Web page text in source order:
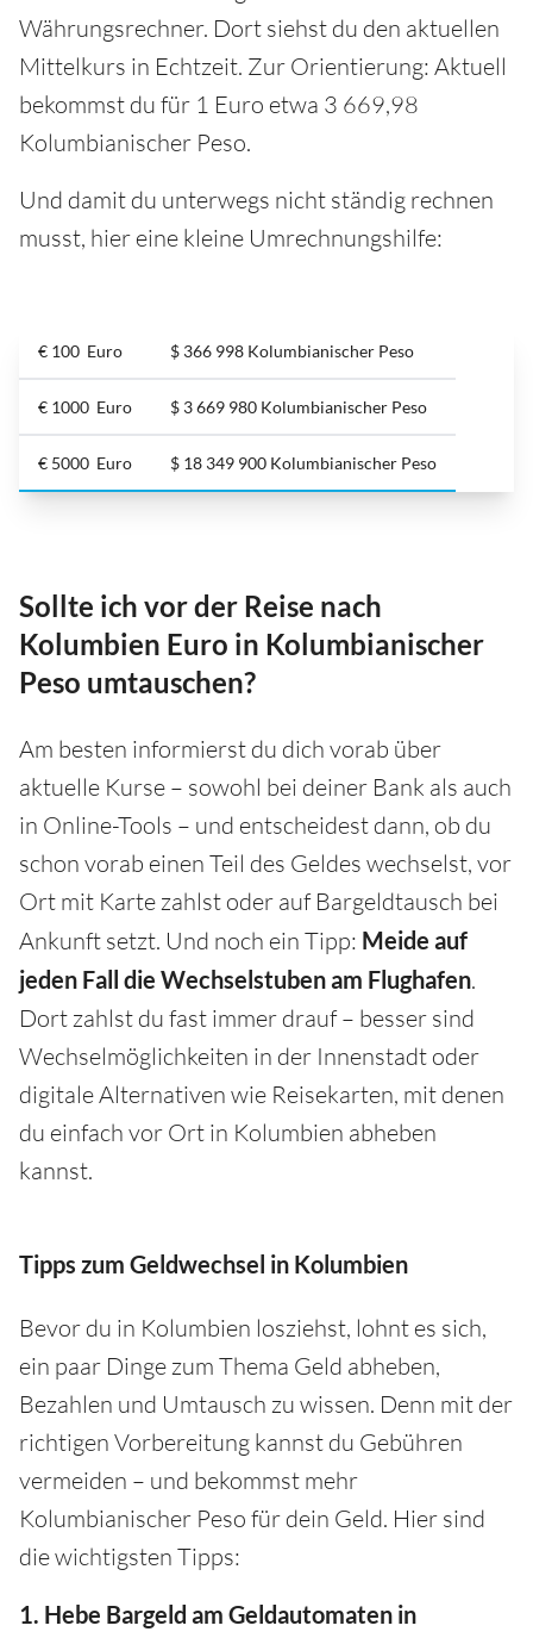
Währungsrechner. Dort siehst du den aktuellen
Mittelkurs in Echtzeit. Zur Orientierung: Aktuell
bekommst du für 1 Euro etwa 3 669,98
Kolumbianischer Peso.
Und damit du unterwegs nicht ständig rechnen
musst, hier eine kleine Umrechnungshilfe:
€ 100 Euro $ 366 998 Kolumbianischer Peso
€ 1000 Euro $ 3 669 980 Kolumbianischer Peso
€ 5000 Euro $ 18 349 900 Kolumbianischer Peso
Sollte ich vor der Reise nach
Kolumbien Euro in Kolumbianischer
Peso umtauschen?
Am besten informierst du dich vorab über
aktuelle Kurse – sowohl bei deiner Bank als auch
in Online-Tools – und entscheidest dann, ob du
schon vorab einen Teil des Geldes wechselst, vor
Ort mit Karte zahlst oder auf Bargeldtausch bei
Ankunft setzt. Und noch ein Tipp: Meide auf
jeden Fall die Wechselstuben am Flughafen.
Dort zahlst du fast immer drauf – besser sind
Wechselmöglichkeiten in der Innenstadt oder
digitale Alternativen wie Reisekarten, mit denen
du einfach vor Ort in Kolumbien abheben
kannst.
Tipps zum Geldwechsel in Kolumbien
Bevor du in Kolumbien losziehst, lohnt es sich,
ein paar Dinge zum Thema Geld abheben,
Bezahlen und Umtausch zu wissen. Denn mit der
richtigen Vorbereitung kannst du Gebühren
vermeiden – und bekommst mehr
Kolumbianischer Peso für dein Geld. Hier sind
die wichtigsten Tipps:
1. Hebe Bargeld am Geldautomaten in